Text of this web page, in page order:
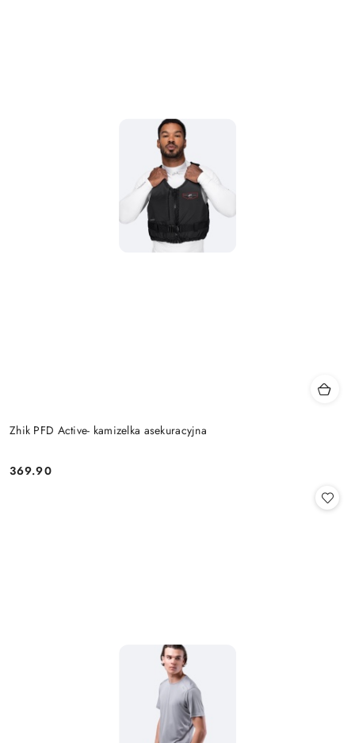
Zhik PFD Active- kamizelka asekuracyjna
Cena:
369.90